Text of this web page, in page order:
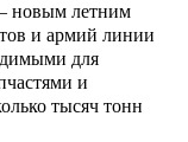
новым летним
и армий линии
для
и
тысяч тонн